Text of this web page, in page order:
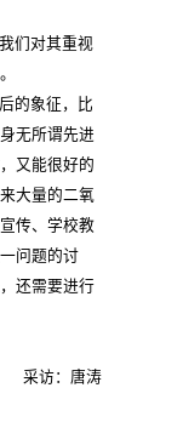
们对其重视
的象征，比
无所谓先进
又能很好的
大量的二氧
传、学校教
问题的讨
还需要进行
涛